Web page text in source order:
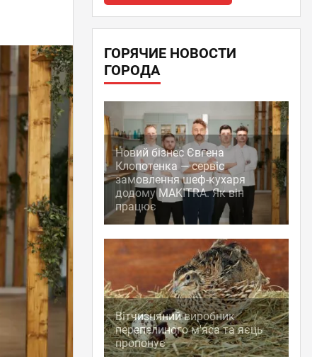
ГОРЯЧИЕ НОВОСТИ
ГОРОДА
Новий бізнес Євгена
Клопотенка — сервіс
замовлення шеф-кухаря
додому MAKITRA. Як він
працює
Вітчизняний виробник
перепелиного м'яса та яєць
пропонує